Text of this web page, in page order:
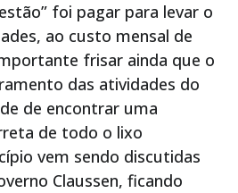
foi pagar para levar o
ao custo mensal de
frisar ainda que o
das atividades do
de encontrar uma
de todo o lixo
vem sendo discutidas
Claussen, ficando